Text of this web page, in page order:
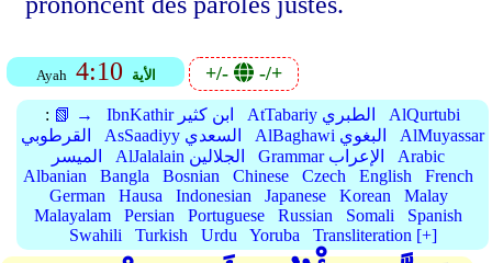
Ayah 4:10 الأية +/- -/+
: 📗 → IbnKathir ابن كثير AtTabariy الطبري
AlQurtubi
القرطوبي
AsSaadiyy السعدي AlBaghawi البغوي
AlMuyassar
الميسر
AlJalalain الجلالين Grammar الإعراب
Arabic
Albanian
Bangla Bosnian Chinese Czech English
French
German
Hausa Indonesian Japanese Korean
Malay
Malayalam
Persian Portuguese Russian Somali
Spanish
Swahili
Turkish Urdu Yoruba Transliteration [+]